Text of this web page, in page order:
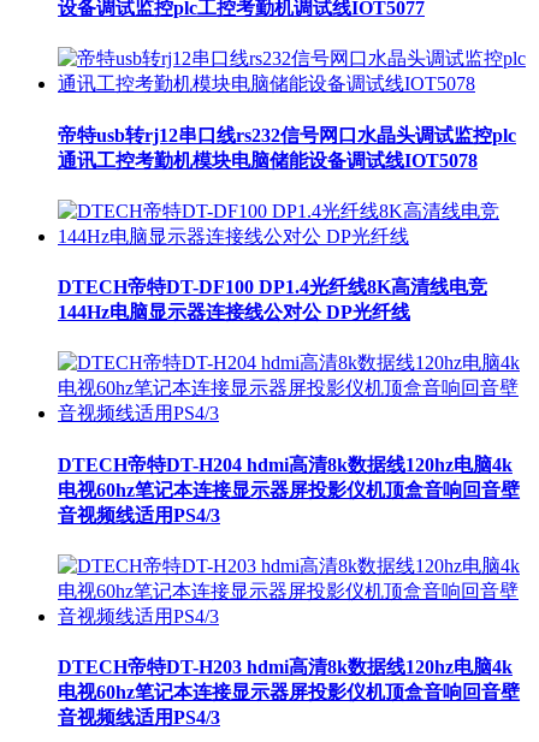
设备调试监控plc工控考勤机调试线IOT5077
帝特usb转rj12串口线rs232信号网口水晶头调试监控plc
通讯工控考勤机模块电脑储能设备调试线IOT5078
DTECH帝特DT-DF100 DP1.4光纤线8K高清线电竞
144Hz电脑显示器连接线公对公 DP光纤线
DTECH帝特DT-H204 hdmi高清8k数据线120hz电脑4k
电视60hz笔记本连接显示器屏投影仪机顶盒音响回音壁
音视频线适用PS4/3
DTECH帝特DT-H203 hdmi高清8k数据线120hz电脑4k
电视60hz笔记本连接显示器屏投影仪机顶盒音响回音壁
音视频线适用PS4/3